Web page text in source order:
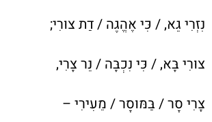
נִזְרִי גֵא, / כִּי אֶהֱגֶה / דַת צוּרִי;
צוּרִי בָּא, / כִּי נִכְבָּה / נֵר צָרִי,
צָרִי סָר / בַּמּוּסָר / מֵעִירִי –